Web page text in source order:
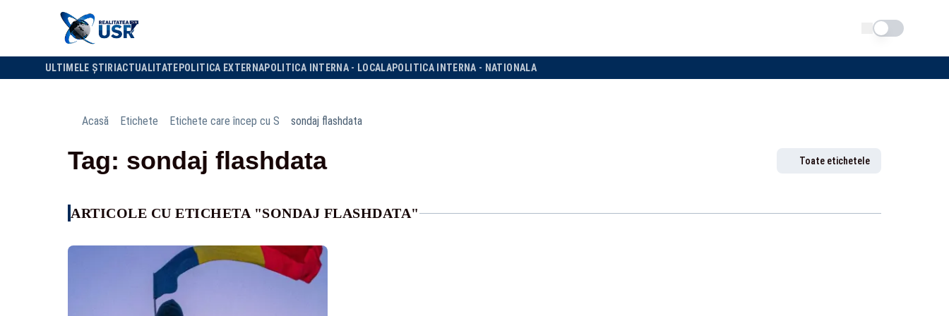
Schimba tema
ULTIMELE ȘTIRI ACTUALITATE POLITICA EXTERNAPOLITICA INTERNA - LOCALAPOLITICA INTERNA - NATIONALA
Acasă Etichete Etichete care încep cu S sondaj flashdata
Tag: sondaj flashdata Toate etichetele
ARTICOLE CU ETICHETA "SONDAJ FLASHDATA"